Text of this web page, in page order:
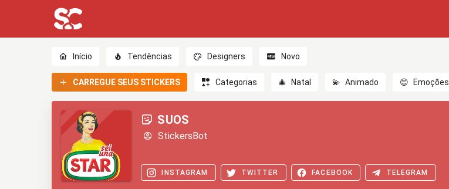
Início Tendências Designers Novo
CARREGUE SEUS STICKERS Categorias 🎄 Natal 💫 Animado 😊 Emoções
SUOS
StickersBot
INSTAGRAM TWITTER FACEBOOK TELEGRAM